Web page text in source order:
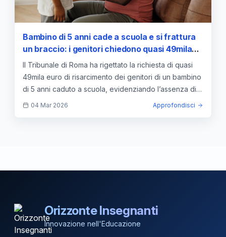
Bambino di 5 anni cade a scuola e si frattura
un braccio: i genitori chiedono quasi 49mila
euro, ma il Tribunale rigetta la domanda
risarcitoria. Ecco cosa hanno detto i giudici —
approfondimento e guida
Il Tribunale di Roma ha rigettato la richiesta di quasi
49mila euro di risarcimento dei genitori di un bambino
di 5 anni caduto a scuola, evidenziando l’assenza di
negligenza.
04 Mar 2026 Approfondisci
Orizzonte Insegnanti
Innovazione nell'Educazione